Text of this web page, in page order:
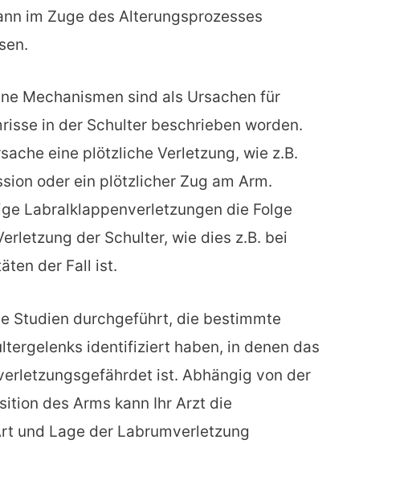
im Zuge des Alterungsprozesses
Mechanismen sind als Ursachen für
in der Schulter beschrieben worden.
eine plötzliche Verletzung, wie z.B.
oder ein plötzlicher Zug am Arm.
Labralklappenverletzungen die Folge
der Schulter, wie dies z.B. bei
der Fall ist.
Studien durchgeführt, die bestimmte
identifiziert haben, in denen das
ist. Abhängig von der
des Arms kann Ihr Arzt die
und Lage der Labrumverletzung